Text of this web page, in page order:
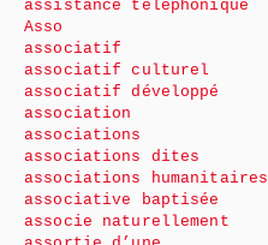
assistance téléphonique
Asso
associatif
associatif culturel
associatif développé
association
associations
associations dites
associations humanitaires
associative baptisée
associe naturellement